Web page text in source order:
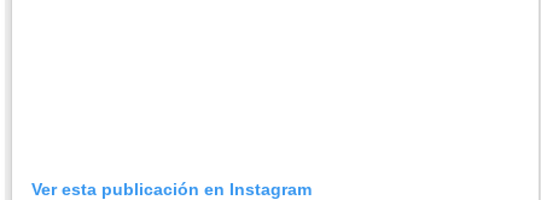
Ver esta publicación en Instagram